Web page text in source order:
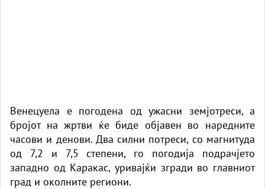
Венецуела е погодена од ужасни земјотреси, а
бројот на жртви ќе биде објавен во наредните
часови и денови. Два силни потреси, со магнитуда
од 7,2 и 7,5 степени, го погодија подрачјето
западно од Каракас, уривајќи згради во главниот
град и околните региони.